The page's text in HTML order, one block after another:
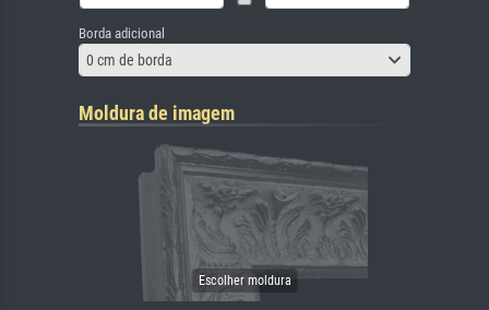
Borda adicional
0 cm de borda
Moldura de imagem